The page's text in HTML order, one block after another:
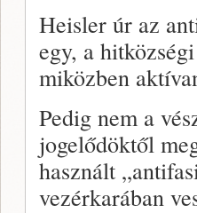
Heisler úr az
egy, a
miközben
Pedig nem a
jogelődöktől
használt
vezérkarában